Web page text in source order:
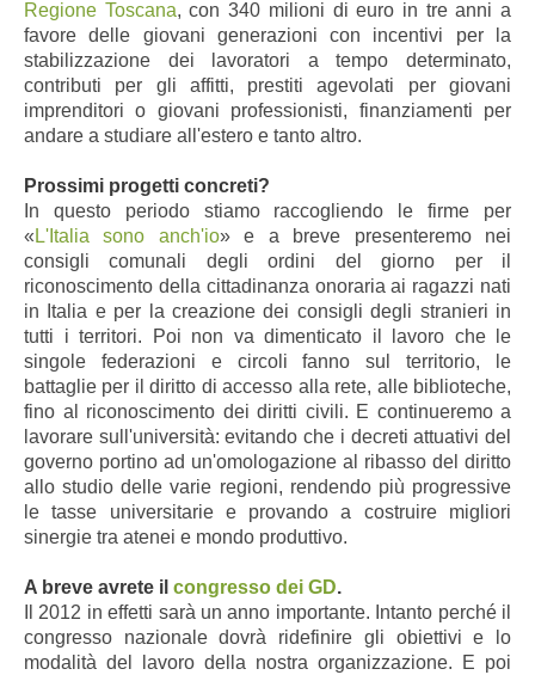
Regione Toscana, con 340 milioni di euro in tre anni a
favore delle giovani generazioni con incentivi per la
stabilizzazione dei lavoratori a tempo determinato,
contributi per gli affitti, prestiti agevolati per giovani
imprenditori o giovani professionisti, finanziamenti per
andare a studiare all'estero e tanto altro.
Prossimi progetti concreti?
In questo periodo stiamo raccogliendo le firme per
« L'Italia sono anch'io» e a breve presenteremo nei
consigli comunali degli ordini del giorno per il
riconoscimento della cittadinanza onoraria ai ragazzi nati
in Italia e per la creazione dei consigli degli stranieri in
tutti i territori. Poi non va dimenticato il lavoro che le
singole federazioni e circoli fanno sul territorio, le
battaglie per il diritto di accesso alla rete, alle biblioteche,
fino al riconoscimento dei diritti civili. E continueremo a
lavorare sull'università: evitando che i decreti attuativi del
governo portino ad un'omologazione al ribasso del diritto
allo studio delle varie regioni, rendendo più progressive
le tasse universitarie e provando a costruire migliori
sinergie tra atenei e mondo produttivo.
A breve avrete il congresso dei GD.
Il 2012 in effetti sarà un anno importante. Intanto perché il
congresso nazionale dovrà ridefinire gli obiettivi e lo
modalità del lavoro della nostra organizzazione. E poi